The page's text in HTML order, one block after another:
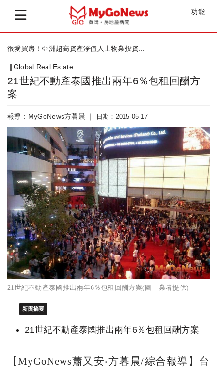
功能
很愛買房！亞洲超高資產淨值人士物業投資...
Global Real Estate
21世紀不動產泰國推出兩年6％包租回酬方
案
報導：MyGoNews方暮晨 ｜ 日期：2015-05-17
21世紀不動產泰國推出兩年6％包租回酬方案(圖：業者提供)
新聞摘要
21世紀不動產泰國推出兩年6％包租回酬方案
【MyGoNews蕭又安‧方暮晨/綜合報導】台